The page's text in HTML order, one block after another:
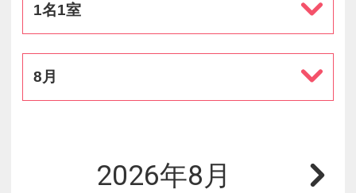
1名1室
8月
2026年8月